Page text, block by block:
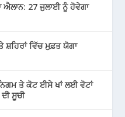
ਐਲਾਨ: 27 ਜੁਲਾਈ ਨੂੰ ਹੋਵੇਗਾ
ਸ਼ਹਿਰਾਂ ਵਿੱਚ ਮੁਫ਼ਤ ਯੋਗਾ
ਤੇ ਕੋਟ ਈਸੇ ਖਾਂ ਲਈ ਵੋਟਾਂ
ਸੂਚੀ